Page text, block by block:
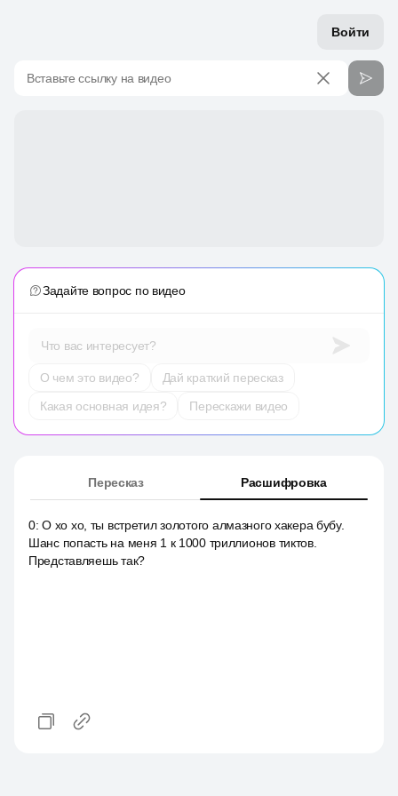
Войти
Вставьте ссылку на видео
Задайте вопрос по видео
Что вас интересует?
О чем это видео?
Дай краткий пересказ
Какая основная идея?
Перескажи видео
Пересказ Расшифровка
0:О хо хо, ты встретил золотого алмазного хакера бубу.
Шанс попасть на меня 1 к 1000 триллионов тиктов.
Представляешь так?